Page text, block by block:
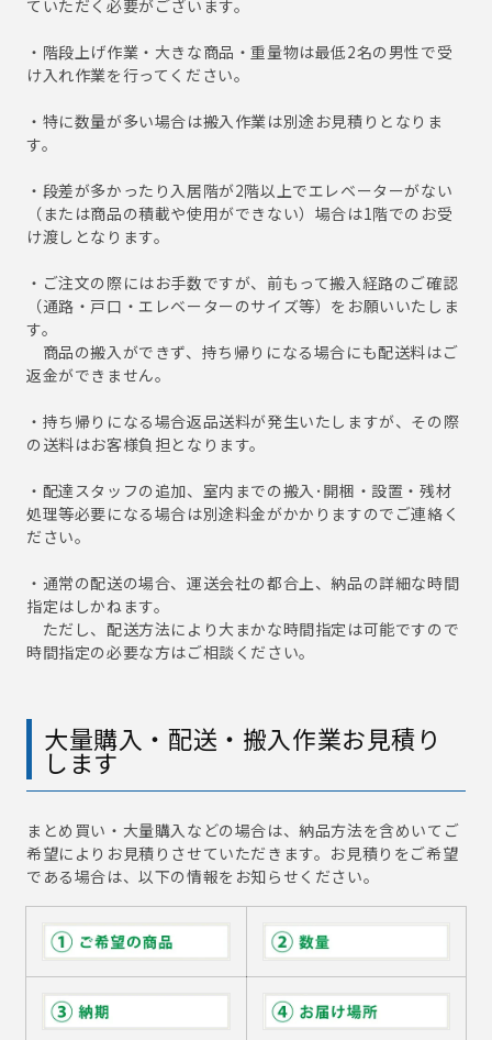
ていただく必要がございます。
・階段上げ作業・大きな商品・重量物は最低2名の男性で受
け入れ作業を行ってください。
・特に数量が多い場合は搬入作業は別途お見積りとなりま
す。
・段差が多かったり入居階が2階以上でエレベーターがない
（または商品の積載や使用ができない）場合は1階でのお受
け渡しとなります。
・ご注文の際にはお手数ですが、前もって搬入経路のご確認
（通路・戸口・エレベーターのサイズ等）をお願いいたしま
す。
商品の搬入ができず、持ち帰りになる場合にも配送料はご
返金ができません。
・持ち帰りになる場合返品送料が発生いたしますが、その際
の送料はお客様負担となります。
・配達スタッフの追加、室内までの搬入･開梱・設置・残材
処理等必要になる場合は別途料金がかかりますのでご連絡く
ださい。
・通常の配送の場合、運送会社の都合上、納品の詳細な時間
指定はしかねます。
ただし、配送方法により大まかな時間指定は可能ですので
時間指定の必要な方はご相談ください。
大量購入・配送・搬入作業お見積り
します
まとめ買い・大量購入などの場合は、納品方法を含めいてご
希望によりお見積りさせていただきます。お見積りをご希望
である場合は、以下の情報をお知らせください。